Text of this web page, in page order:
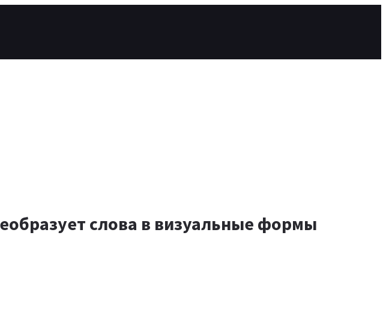
слова в визуальные формы